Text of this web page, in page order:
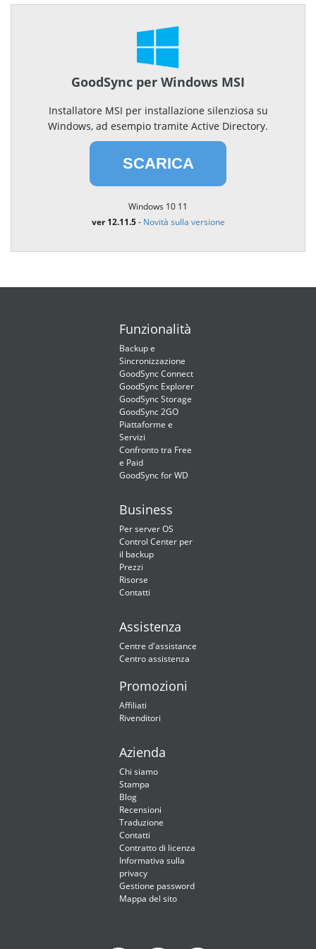
GoodSync per Windows MSI
Installatore MSI per installazione silenziosa su
Windows, ad esempio tramite Active Directory.
SCARICA
Windows 10 11
ver 12.11.5- Novità sulla versione
Funzionalità
Backup e
Sincronizzazione
GoodSync Connect
GoodSync Explorer
GoodSync Storage
GoodSync 2GO
Piattaforme e
Servizi
Confronto tra Free
e Paid
GoodSync for WD
Business
Per server OS
Control Center per
il backup
Prezzi
Risorse
Contatti
Assistenza
Centre d'assistance
Centro assistenza
Promozioni
Affiliati
Rivenditori
Azienda
Chi siamo
Stampa
Blog
Recensioni
Traduzione
Contatti
Contratto di licenza
Informativa sulla
privacy
Gestione password
Mappa del sito